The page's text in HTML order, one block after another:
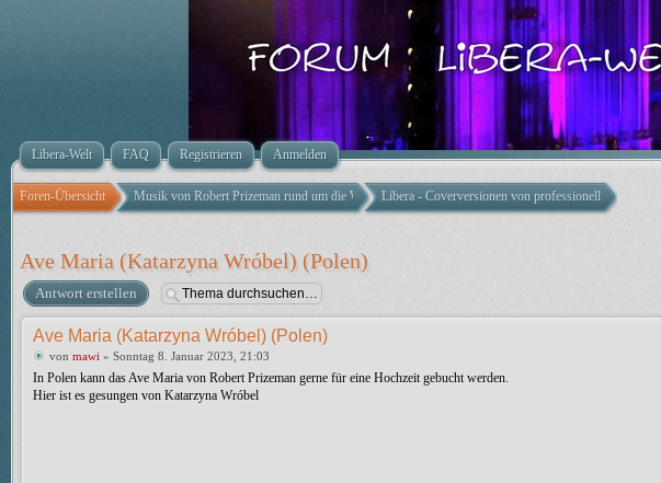
Libera-Welt FAQ Registrieren Anmelden
Foren-Übersicht Musik von Robert Prizeman rund um die Welt Libera - Coverversionen von professionellen Künstlern
Ave Maria (Katarzyna Wróbel) (Polen)
Antwort erstellen
Ave Maria (Katarzyna Wróbel) (Polen)
von mawi » Sonntag 8. Januar 2023, 21:03
In Polen kann das Ave Maria von Robert Prizeman gerne für eine Hochzeit gebucht werden.
Hier ist es gesungen von Katarzyna Wróbel